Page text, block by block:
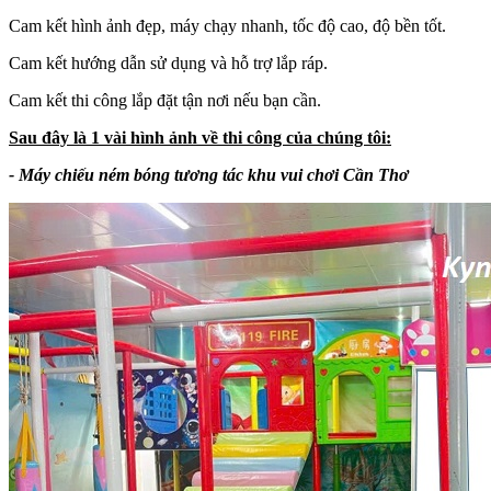
Cam kết hình ảnh đẹp, máy chạy nhanh, tốc độ cao, độ bền tốt.
Cam kết hướng dẫn sử dụng và hỗ trợ lắp ráp.
Cam kết thi công lắp đặt tận nơi nếu bạn cần.
Sau đây là 1 vài hình ảnh về thi công của chúng tôi:
- Máy chiếu ném bóng tương tác khu vui chơi Cần Thơ